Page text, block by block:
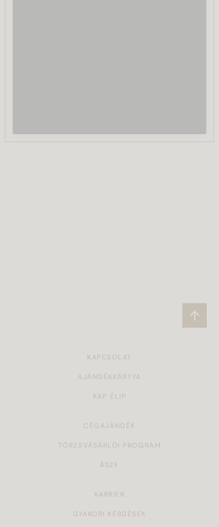
KAPCSOLAT
AJÁNDÉKKÁRTYA
KAP ÉLIP
CÉGAJÁNDÉK
TÖRZSVÁSÁRLÓI PROGRAM
ÁSZF
KARRIER
GYAKORI KÉRDÉSEK